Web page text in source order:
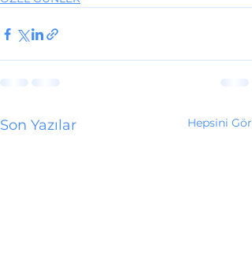
Son Yazılar Hepsini Gör